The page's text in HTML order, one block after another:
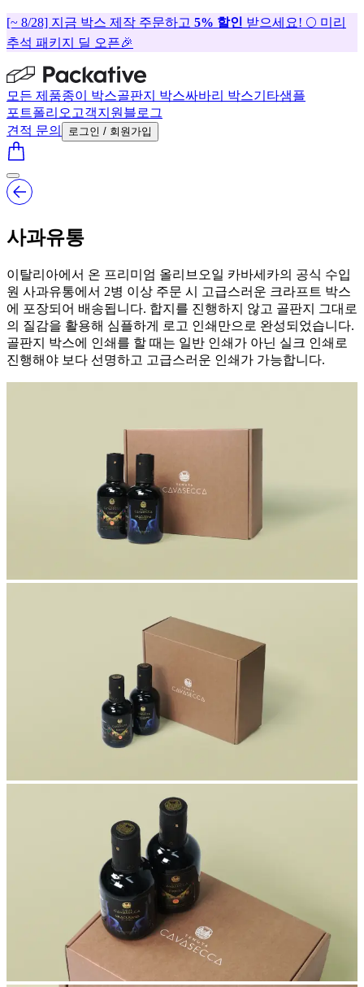
[~ 8/28] 지금 박스 제작 주문하고 5% 할인 받으세요! 🌕 미리
추석 패키지 딜 오픈🎉
모든 제품종이 박스골판지 박스싸바리 박스기타샘플
포트폴리오 고객지원 블로그
견적 문의
로그인 / 회원가입
사과유통
이탈리아에서 온 프리미엄 올리브오일 카바세카의 공식 수입
원 사과유통에서 2병 이상 주문 시 고급스러운 크라프트 박스
에 포장되어 배송됩니다. 합지를 진행하지 않고 골판지 그대로
의 질감을 활용해 심플하게 로고 인쇄만으로 완성되었습니다.
골판지 박스에 인쇄를 할 때는 일반 인쇄가 아닌 실크 인쇄로
진행해야 보다 선명하고 고급스러운 인쇄가 가능합니다.